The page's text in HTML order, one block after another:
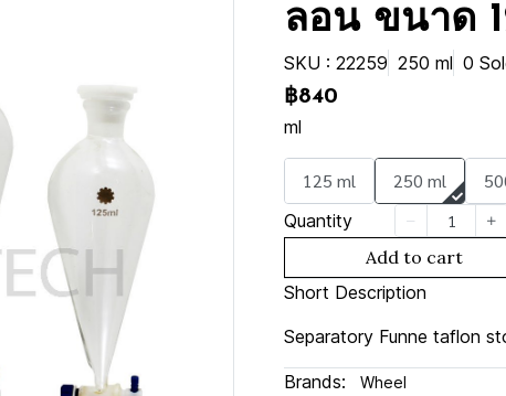
ลอน ขนาด
SKU : 22259 250 ml 0
฿840
ml
125 ml 250 ml
Quantity
Add to cart
Short Description
Separatory Funne taflon
Brands: Wheel